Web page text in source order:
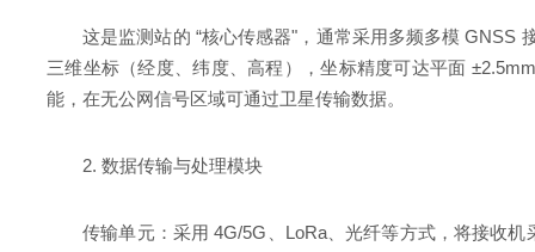
这是监测站的 “核心传感器"，通常采用多频多模 GNSS
三维坐标（经度、纬度、高程），坐标精度可达平面
能，在无公网信号区域可通过卫星传输数据。
2. 数据传输与处理模块
传输单元：采用 4G/5G、LoRa、光纤等方式，将接收